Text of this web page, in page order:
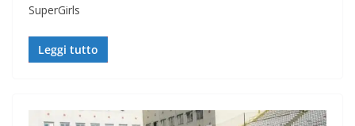
SuperGirls
Leggi tutto